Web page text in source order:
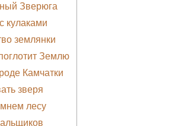
Зверюга
кулаками
землянки
Землю
Камчатки
зверя
лесу